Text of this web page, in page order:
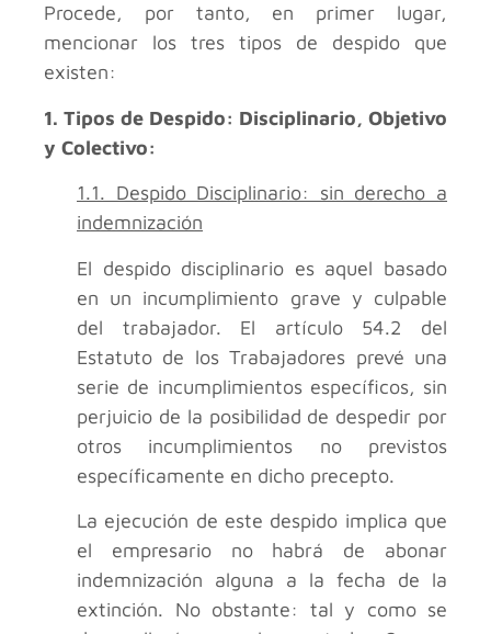
Procede, por tanto, en primer lugar,
mencionar los tres tipos de despido que
existen:
1. Tipos de Despido: Disciplinario, Objetivo
y Colectivo:
1.1. Despido Disciplinario: sin derecho a
indemnización
El despido disciplinario es aquel basado
en un incumplimiento grave y culpable
del trabajador. El artículo 54.2 del
Estatuto de los Trabajadores prevé una
serie de incumplimientos específicos, sin
perjuicio de la posibilidad de despedir por
otros incumplimientos no previstos
específicamente en dicho precepto.
La ejecución de este despido implica que
el empresario no habrá de abonar
indemnización alguna a la fecha de la
extinción. No obstante: tal y como se